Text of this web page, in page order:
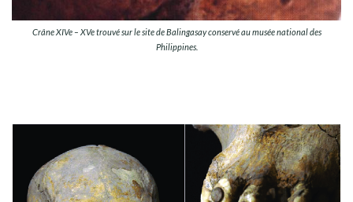
Crâne XIVe – XVe trouvé sur le site de Balingasay conservé au musée national des
Philippines.